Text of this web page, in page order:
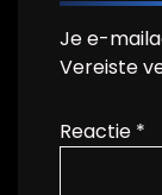
Je e-
Vereiste
Reactie *